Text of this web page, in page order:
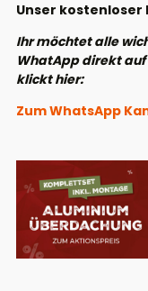
Unser
Ihr möchtet alle
WhatApp direkt
klickt hier:
Zum WhatsApp